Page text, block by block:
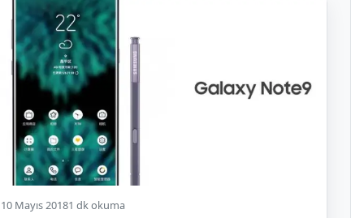
10 Mayıs 20181 dk okuma